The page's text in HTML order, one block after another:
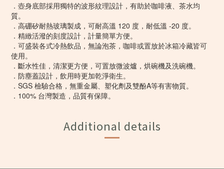
．壺身底部採用獨特的波形紋理設計，有助於咖啡液、茶水均
質。
．高硼矽耐熱玻璃製成，可耐高溫 120 度，耐低溫 -20 度。
．精緻活潑的刻度設計，計量簡單方便。
．可盛裝各式冷熱飲品，無論泡茶，咖啡或置放於冰箱冷藏皆可
使用。
．斷水性佳，清潔更方便，可置放微波爐，烘碗機及洗碗機。
．防塵蓋設計，飲用時更加乾淨衛生。
．SGS 檢驗合格，無重金屬、塑化劑及雙酚A等有害物質。
．100% 台灣製造，品質有保障。
Additional details